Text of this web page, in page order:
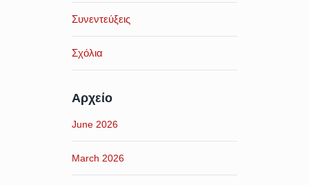
Συνεντεύξεις
Σχόλια
Αρχείο
June 2026
March 2026